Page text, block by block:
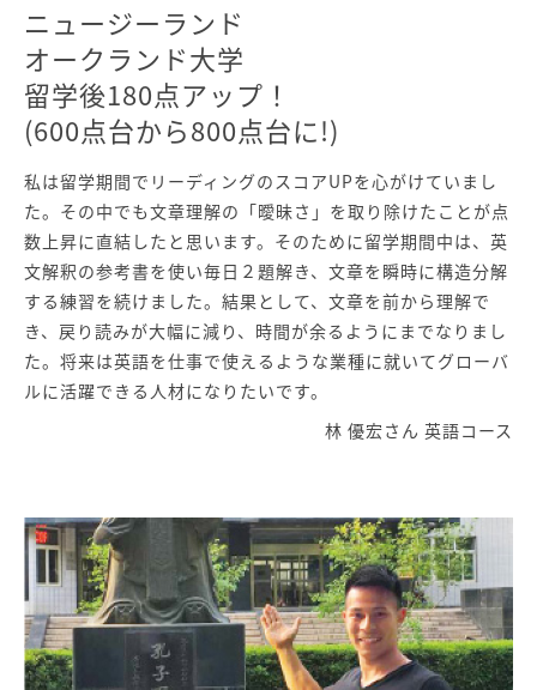
ニュージーランド
オークランド大学
留学後180点アップ！
(600点台から800点台に!)
私は留学期間でリーディングのスコアUPを心がけていまし
た。その中でも文章理解の「曖昧さ」を取り除けたことが点
数上昇に直結したと思います。そのために留学期間中は、英
文解釈の参考書を使い毎日２題解き、文章を瞬時に構造分解
する練習を続けました。結果として、文章を前から理解で
き、戻り読みが大幅に減り、時間が余るようにまでなりまし
た。将来は英語を仕事で使えるような業種に就いてグローバ
ルに活躍できる人材になりたいです。
林 優宏さん 英語コース